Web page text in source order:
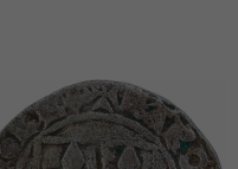
VENDU